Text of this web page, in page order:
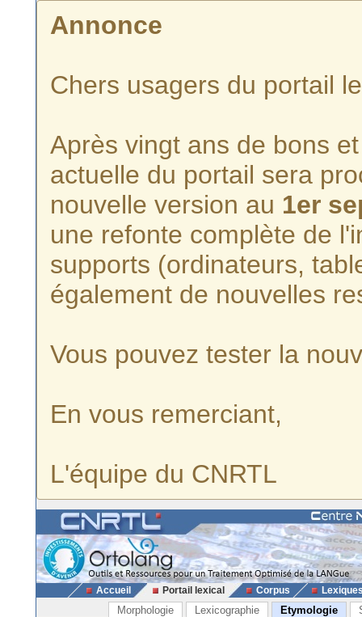
Annonce
Chers usagers du portail
Après vingt ans de bons
actuelle du portail sera
nouvelle version au 1er
une refonte complète de
supports (ordinateurs,
également de nouvelles
Vous pouvez tester la
En vous remerciant,
L'équipe du CNRTL
Accueil Portail lexical Corpus
Morphologie Lexicographie Etymologie